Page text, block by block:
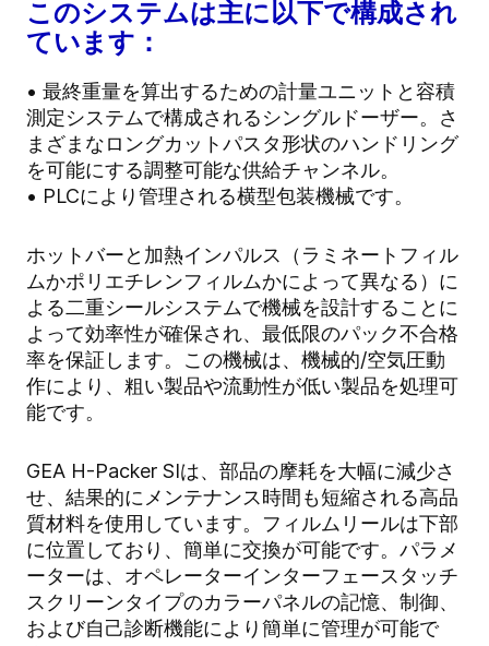
このシステムは主に以下で構成され
ています：
• 最終重量を算出するための計量ユニットと容積
測定システムで構成されるシングルドーザー。さ
まざまなロングカットパスタ形状のハンドリング
を可能にする調整可能な供給チャンネル。
• PLCにより管理される横型包装機械です。
ホットバーと加熱インパルス（ラミネートフィル
ムかポリエチレンフィルムかによって異なる）に
よる二重シールシステムで機械を設計することに
よって効率性が確保され、最低限のパック不合格
率を保証します。この機械は、機械的/空気圧動
作により、粗い製品や流動性が低い製品を処理可
能です。
GEA H-Packer SIは、部品の摩耗を大幅に減少さ
せ、結果的にメンテナンス時間も短縮される高品
質材料を使用しています。フィルムリールは下部
に位置しており、簡単に交換が可能です。パラメ
ーターは、オペレーターインターフェースタッチ
スクリーンタイプのカラーパネルの記憶、制御、
および自己診断機能により簡単に管理が可能で